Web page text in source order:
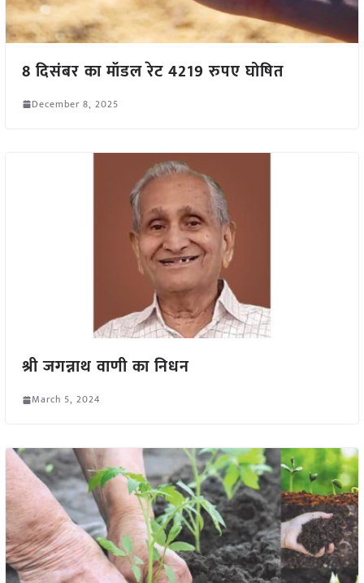
8 दिसंबर का मॉडल रेट 4219 रुपए घोषित
December 8, 2025
श्री जगन्नाथ वाणी का निधन
March 5, 2024